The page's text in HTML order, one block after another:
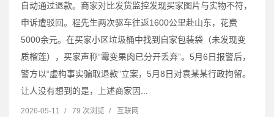
自动通过退款。商家对比发货监控发现买家图片与实物不符，
申诉遭驳回。程先生两次驱车往返1600公里赴山东，花费
5000余元。在买家小区垃圾桶中找到自家包装袋（未发现变
质榴莲），买家声称“霉变果肉已分开丢弃”。5月6日报警后，
警方以“虚构事实骗取退款”立案，5月8日对袁某某行政拘留。
让人没有想到的是，上述商家因...
2026-05-11 / 79 次浏览 / 互联网